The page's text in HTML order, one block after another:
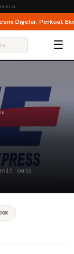
Digelar, Perkuat
☰
baca